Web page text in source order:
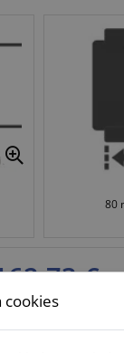
80
€
cookies